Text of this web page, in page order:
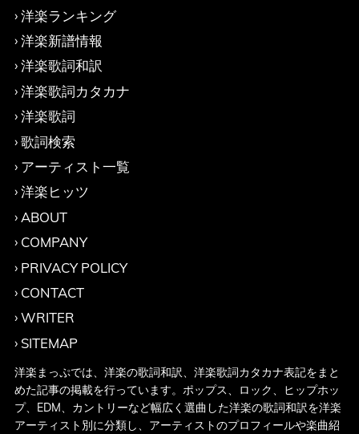
洋楽ランキング
洋楽新譜情報
洋楽歌詞和訳
洋楽歌詞カタカナ
洋楽歌詞
歌詞検索
アーティスト一覧
洋楽ヒッツ
ABOUT
COMPANY
PRIVACY POLICY
CONTACT
WRITER
SITEMAP
洋楽まっぷでは、洋楽の歌詞和訳、洋楽歌詞カタカナ表記をまと
めた記事の掲載を行っています。ポップス、ロック、ヒップホッ
プ、EDM、カントリーなど幅広く選曲した洋楽の歌詞和訳を洋楽
アーティスト別に分類し、アーティストのプロフィールや楽曲紹